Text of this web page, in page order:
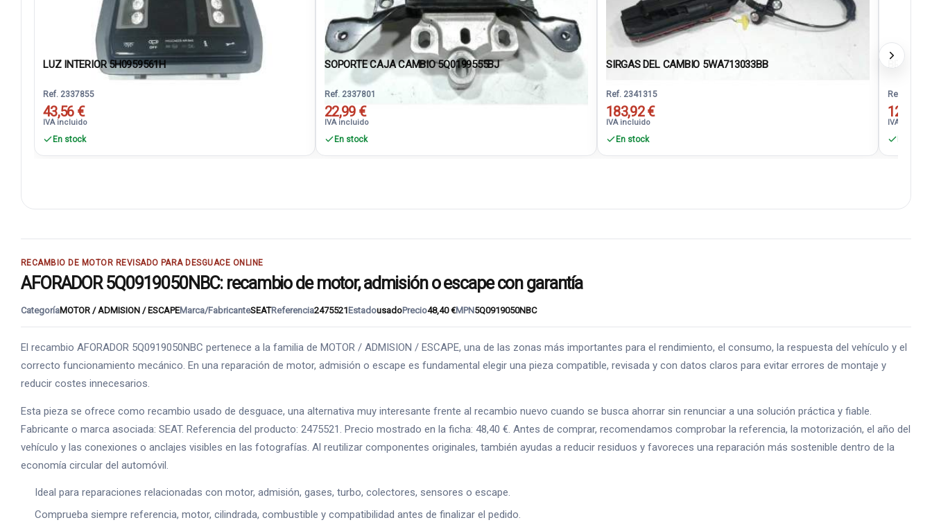
LUZ INTERIOR 5H0959561H
Ref. 2337855
43,56 €
IVA incluido
En stock
SOPORTE CAJA CAMBIO 5Q0199555BJ
Ref. 2337801
22,99 €
IVA incluido
En stock
SIRGAS DEL CAMBIO 5WA713033BB
Ref. 2341315
183,92 €
IVA incluido
En stock
BRAZO
Ref.
12,10 €
IVA incluido
RECAMBIO DE MOTOR REVISADO PARA DESGUACE ONLINE
AFORADOR 5Q0919050NBC: recambio de motor, admisión o escape con garantía
CategoríaMOTOR / ADMISION / ESCAPEMarca/FabricanteSEATReferencia2475521EstadousadoPrecio48,40 €MPN5Q0919050NBC
El recambio AFORADOR 5Q0919050NBC pertenece a la familia de MOTOR / ADMISION / ESCAPE, una de las zonas más importantes para el rendimiento, el consumo, la respuesta del vehículo y el
correcto funcionamiento mecánico. En una reparación de motor, admisión o escape es fundamental elegir una pieza compatible, revisada y con datos claros para evitar errores de montaje y
reducir costes innecesarios.
Esta pieza se ofrece como recambio usado de desguace, una alternativa muy interesante frente al recambio nuevo cuando se busca ahorrar sin renunciar a una solución práctica y fiable.
Fabricante o marca asociada: SEAT. Referencia del producto: 2475521. Precio mostrado en la ficha: 48,40 €. Antes de comprar, recomendamos comprobar la referencia, la motorización, el año del
vehículo y las conexiones o anclajes visibles en las fotografías. Al reutilizar componentes originales, también ayudas a reducir residuos y favoreces una reparación más sostenible dentro de la
economía circular del automóvil.
Ideal para reparaciones relacionadas con motor, admisión, gases, turbo, colectores, sensores o escape.
Comprueba siempre referencia, motor, cilindrada, combustible y compatibilidad antes de finalizar el pedido.